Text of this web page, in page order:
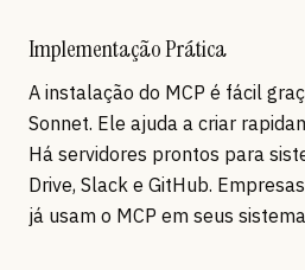
Implementação Prática
A instalação do MCP é fácil
Sonnet. Ele ajuda a criar
Há servidores prontos para
Drive, Slack e GitHub.
já usam o MCP em seus